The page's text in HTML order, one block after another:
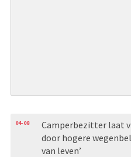
04-08
Camperbezitter laat
door hogere
van leven’